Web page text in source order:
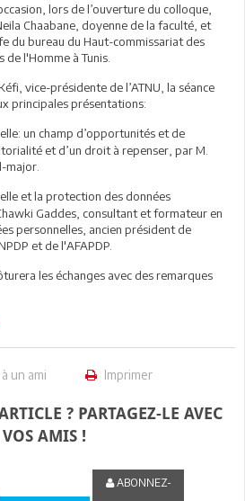
lors de l’ouverture du colloque,
Chaabane, doyenne de la faculté, et
du bureau du Haut-commissariat des
l'Homme à Tunis.
vice-présidente de l’ATNU, la séance
principales présentations:
un champ d’opportunités et de
et d’un droit à repenser, par M.
major.
et la protection des données
Gaddes, consultant et formateur en
personnelles, ancien président de
et de l'AFAPDP.
les échanges avec des remarques
un ami Imprimer
? PARTAGEZ-LE AVEC
VOS AMIS !
ABONNEZ-